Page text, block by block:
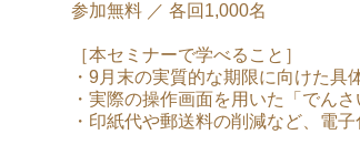
参加無料 ／ 各回1,000名
［本セミナーで学べること］
・9月末の実質的な期限に向けた具
・実際の操作画面を用いた「でん
・印紙代や郵送料の削減など、電